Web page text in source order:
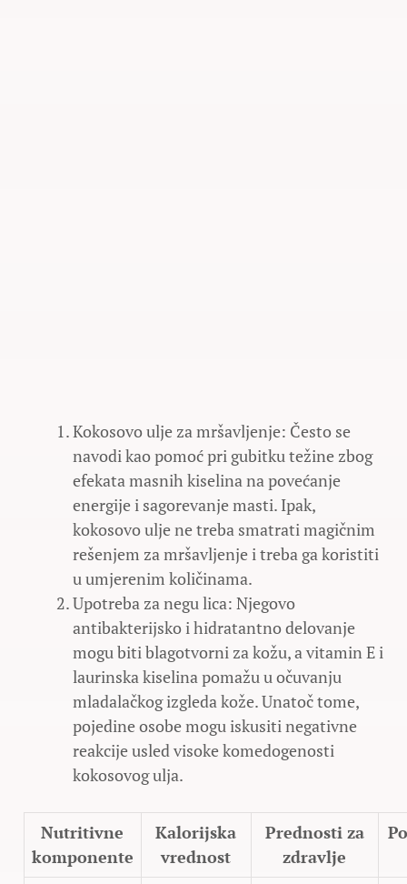
Kokosovo ulje za mršavljenje: Često se
navodi kao pomoć pri gubitku težine zbog
efekata masnih kiselina na povećanje
energije i sagorevanje masti. Ipak,
kokosovo ulje ne treba smatrati magičnim
rešenjem za mršavljenje i treba ga koristiti
u umjerenim količinama.
Upotreba za negu lica: Njegovo
antibakterijsko i hidratantno delovanje
mogu biti blagotvorni za kožu, a vitamin E i
laurinska kiselina pomažu u očuvanju
mladalačkog izgleda kože. Unatoč tome,
pojedine osobe mogu iskusiti negativne
reakcije usled visoke komedogenosti
kokosovog ulja.
Nutritivne
komponente
Kalorijska
vrednost
Prednosti za
zdravlje